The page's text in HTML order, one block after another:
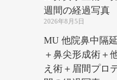
週間の経過写真
2026年8月5日
MU 他院鼻中隔
＋鼻尖形成術＋
え術＋眉間プロ